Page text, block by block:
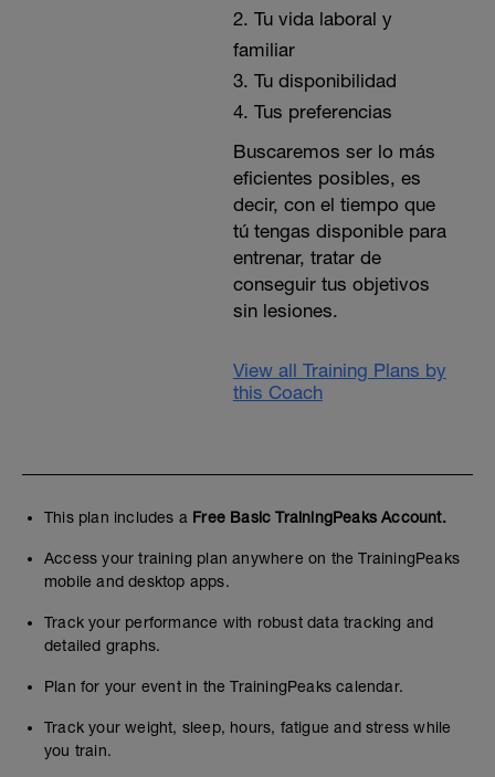
Tu vida laboral y
familiar
Tu disponibilidad
Tus preferencias
Buscaremos ser lo más
eficientes posibles, es
decir, con el tiempo que
tú tengas disponible para
entrenar, tratar de
conseguir tus objetivos
sin lesiones.
View all Training Plans by
this Coach
This plan includes a Free Basic TrainingPeaks Account.
Access your training plan anywhere on the TrainingPeaks
mobile and desktop apps.
Track your performance with robust data tracking and
detailed graphs.
Plan for your event in the TrainingPeaks calendar.
Track your weight, sleep, hours, fatigue and stress while
you train.